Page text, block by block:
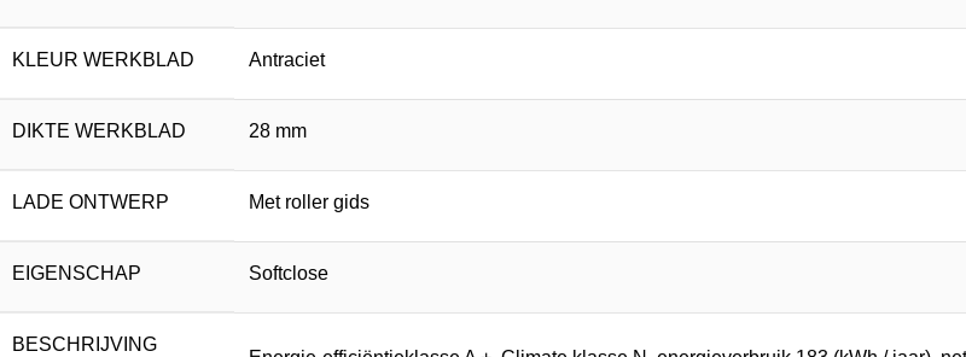
KLEUR WERKBLAD Antraciet
DIKTE WERKBLAD 28 mm
LADE ONTWERP Met roller gids
EIGENSCHAP Softclose
BESCHRIJVING